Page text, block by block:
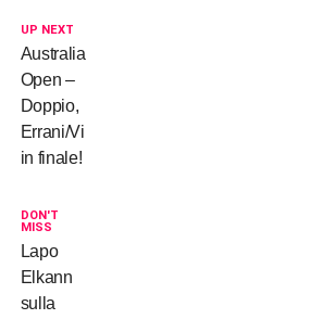
UP NEXT
Australian
Open –
Doppio,
Errani/Vinci
in finale!
DON'T
MISS
Lapo
Elkann
sulla